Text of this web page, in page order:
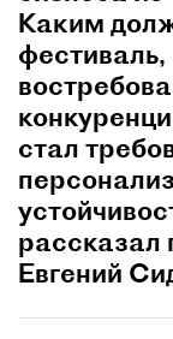
Каким
фестиваль,
стал
Евгений